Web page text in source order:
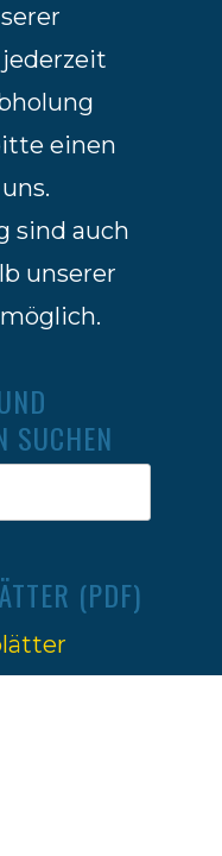
einen
sind auch
unserer
SUCHEN
(PDF)